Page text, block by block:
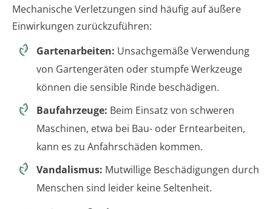
Mechanische Verletzungen sind häufig auf äußere
Einwirkungen zurückzuführen:
Gartenarbeiten: Unsachgemäße Verwendung
von Gartengeräten oder stumpfe Werkzeuge
können die sensible Rinde beschädigen.
Baufahrzeuge: Beim Einsatz von schweren
Maschinen, etwa bei Bau- oder Erntearbeiten,
kann es zu Anfahrschäden kommen.
Vandalismus: Mutwillige Beschädigungen durch
Menschen sind leider keine Seltenheit.